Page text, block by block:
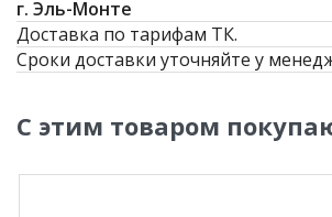
г. Эль-Монте
Доставка по тарифам ТК.
Сроки доставки уточняйте у
С этим товаром